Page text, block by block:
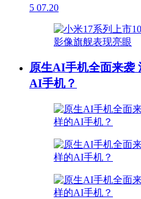
5 07.20
原生AI手机全面来袭
AI手机？